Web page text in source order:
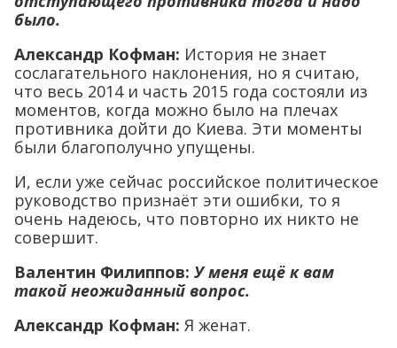
было.
Александр Кофман: История не знает
сослагательного наклонения, но я считаю,
что весь 2014 и часть 2015 года состояли из
моментов, когда можно было на плечах
противника дойти до Киева. Эти моменты
были благополучно упущены.
И, если уже сейчас российское политическое
руководство признаёт эти ошибки, то я
очень надеюсь, что повторно их никто не
совершит.
Валентин Филиппов: У меня ещё к вам
такой неожиданный вопрос.
Александр Кофман: Я женат.